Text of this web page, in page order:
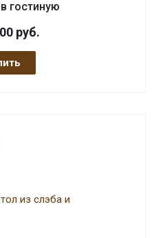
гостиную
руб.